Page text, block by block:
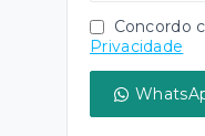
Concordo
Privacidade